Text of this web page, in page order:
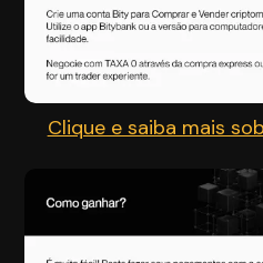
Clique e saiba mais